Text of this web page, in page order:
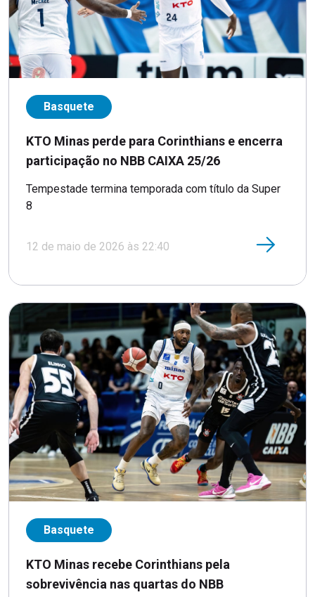
Basquete
KTO Minas perde para Corinthians e encerra
participação no NBB CAIXA 25/26
Tempestade termina temporada com título da Super
8
12 de maio de 2026 às 22:40
Basquete
KTO Minas recebe Corinthians pela
sobrevivência nas quartas do NBB